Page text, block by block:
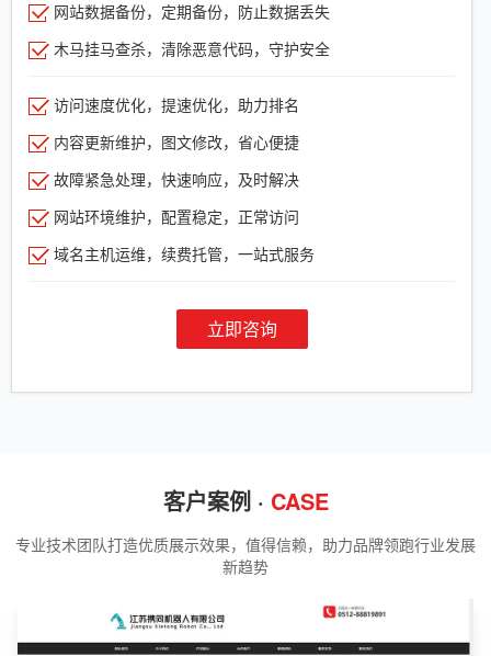
网站数据备份，定期备份，防止数据丢失
木马挂马查杀，清除恶意代码，守护安全
访问速度优化，提速优化，助力排名
内容更新维护，图文修改，省心便捷
故障紧急处理，快速响应，及时解决
网站环境维护，配置稳定，正常访问
域名主机运维，续费托管，一站式服务
立即咨询
客户案例 · CASE
专业技术团队打造优质展示效果，值得信赖，助力品牌领跑行业发展
新趋势